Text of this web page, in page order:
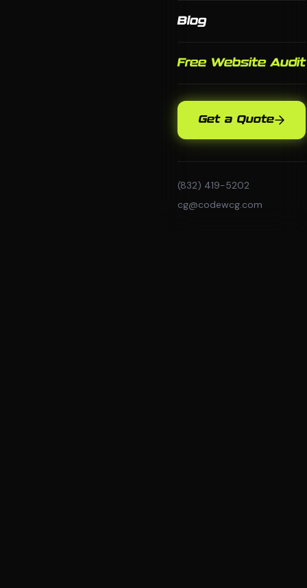
Blog
Free Website Audit
Get a Quote
(832) 419-5202
cg@codewcg.com